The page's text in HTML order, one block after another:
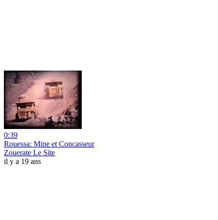
0:39
Rouessa: Mine et Concasseur
Zouerate Le Site
il y a 19 ans